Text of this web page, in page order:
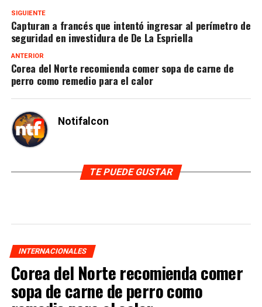
SIGUIENTE
Capturan a francés que intentó ingresar al perímetro de
seguridad en investidura de De La Espriella
ANTERIOR
Corea del Norte recomienda comer sopa de carne de
perro como remedio para el calor
Notifalcon
TE PUEDE GUSTAR
INTERNACIONALES
Corea del Norte recomienda comer
sopa de carne de perro como